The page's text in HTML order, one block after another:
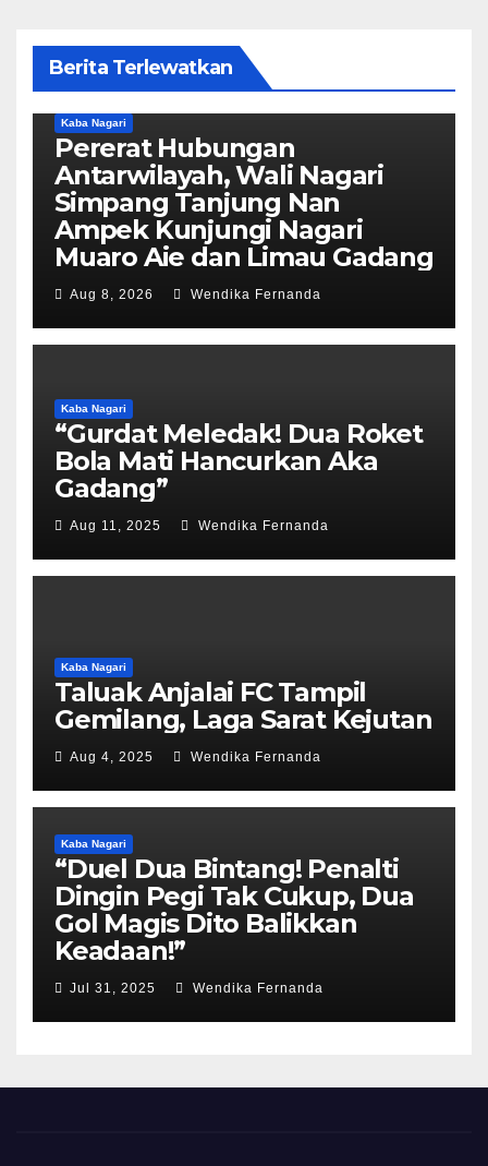
Berita Terlewatkan
Kaba Nagari
Pererat Hubungan
Antarwilayah, Wali Nagari
Simpang Tanjung Nan
Ampek Kunjungi Nagari
Muaro Aie dan Limau Gadang
Aug 8, 2026 Wendika Fernanda
Kaba Nagari
“Gurdat Meledak! Dua Roket
Bola Mati Hancurkan Aka
Gadang”
Aug 11, 2025 Wendika Fernanda
Kaba Nagari
Taluak Anjalai FC Tampil
Gemilang, Laga Sarat Kejutan
Aug 4, 2025 Wendika Fernanda
Kaba Nagari
“Duel Dua Bintang! Penalti
Dingin Pegi Tak Cukup, Dua
Gol Magis Dito Balikkan
Keadaan!”
Jul 31, 2025 Wendika Fernanda